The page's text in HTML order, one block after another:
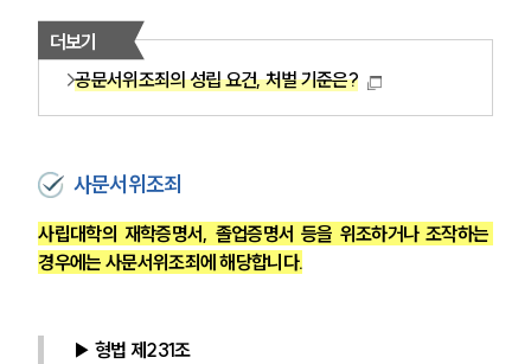
더보기
공문서위조죄의 성립 요건, 처벌 기준은?
사문서위조죄
사립대학의 재학증명서, 졸업증명서 등을 위조하거나 조작하는
경우에는 사문서위조죄에 해당합니다.
▶ 형법 제231조